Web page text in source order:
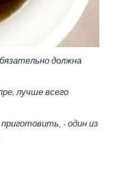
должна
лучше всего
- один из